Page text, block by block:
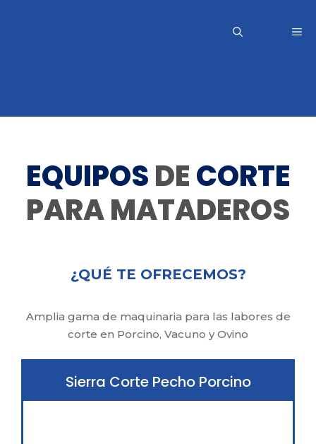
EQUIPOSDECORTE
PARA MATADEROS
¿QUÉ TE OFRECEMOS?
Amplia gama de maquinaria para las labores de
corte en Porcino, Vacuno y Ovino
Sierra Corte Pecho Porcino